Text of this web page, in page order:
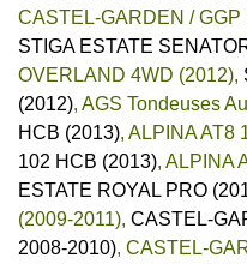
CASTEL-GARDEN /
STIGA ESTATE
OVERLAND 4WD (2012),
(2012), AGS Tondeuses
HCB (2013), ALPINA AT8
102 HCB (2013), ALPINA
ESTATE ROYAL PRO
(2009-2011), CASTEL-
2008-2010), CASTEL-